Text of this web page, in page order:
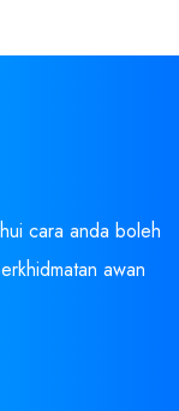
cara anda boleh
awan